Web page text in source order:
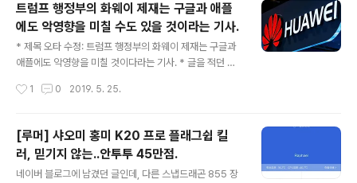
로 간단히 번역을 했다. 실시간 중계상 약간씩의 오타나 번
역 상에 오류가 있을 수도 있으니, 그 점 감안해서 읽어보길
권한다. * 아래의 사진 출처는 모두 위 기사와 같다. 출처: h
ttps://indianexpress.com/article/technology/mo
트럼프 행정부의 화웨이 제재는 구글과 애플
에도 악영향을 미칠 수도 있을 것이라는 기사.
* 제목 오타 수정: 트럼프 행정부의 화웨이 제재는 구글과
애플에도 악영향을 미칠 것이다라는 기사. * 글을 적던 메
몰랐다가 네이버 블로그에 링크를 걸려고 보니, 수정하지
스마트폰을 사용하다보니, 관련 카페에 글을 보고 있는데,
좀 한쪽 방향으로만 보는 기사가 많이 올라오던데, 이런 기
사는 못 봤던 듯 해서, 네이버 블로그에 적으려고 했으나,
여기에 적기로 생각을 바꿨다. 기회가 닿으면 이것과 관련
1 0 2019. 5. 25.
[루머] 샤오미 홍미 K20 프로 플래그쉽 킬
러, 믿기지 않는..안투투 45만점.
네이버 블로그에 남겼던 글인데, 다른 스냅드래곤 855 장